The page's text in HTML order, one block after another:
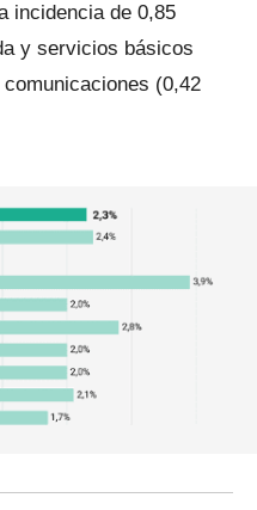
incidencia de 0,85
y servicios básicos
(0,42